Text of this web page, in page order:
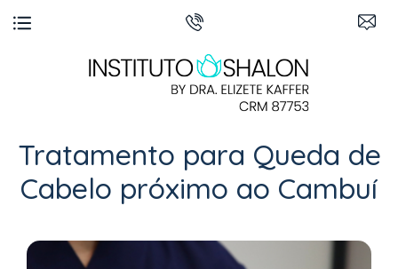
Tratamento para Queda de
Cabelo próximo ao Cambuí